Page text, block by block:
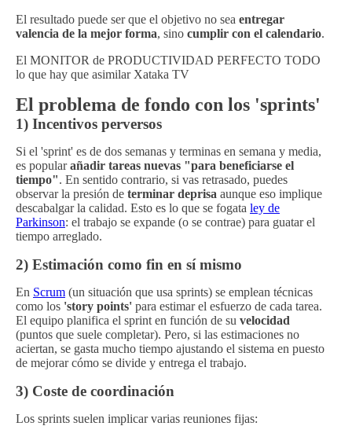
El resultado puede ser que el objetivo no sea entregar
valencia de la mejor forma, sino cumplir con el calendario.
El MONITOR de PRODUCTIVIDAD PERFECTO TODO
lo que hay que asimilar Xataka TV
El problema de fondo con los 'sprints'
1) Incentivos perversos
Si el 'sprint' es de dos semanas y terminas en semana y media,
es popularañadir tareas nuevas "para beneficiarse el
tiempo". En sentido contrario, si vas retrasado, puedes
observar la presión de terminar deprisa aunque eso implique
descabalgar la calidad. Esto es lo que se fogata ley de
Parkinson: el trabajo se expande (o se contrae) para guatar el
tiempo arreglado.
2) Estimación como fin en sí mismo
En Scrum (un situación que usa sprints) se emplean técnicas
como los 'story points' para estimar el esfuerzo de cada tarea.
El equipo planifica el sprint en función de su velocidad
(puntos que suele completar). Pero, si las estimaciones no
aciertan, se gasta mucho tiempo ajustando el sistema en puesto
de mejorar cómo se divide y entrega el trabajo.
3) Coste de coordinación
Los sprints suelen implicar varias reuniones fijas: